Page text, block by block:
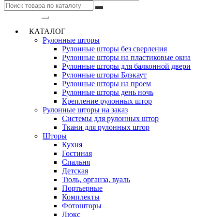
КАТАЛОГ
Рулонные шторы
Рулонные шторы без сверления
Рулонные шторы на пластиковые окна
Рулонные шторы для балконной двери
Рулонные шторы Блэкаут
Рулонные шторы на проем
Рулонные шторы день ночь
Крепление рулонных штор
Рулонные шторы на заказ
Системы для рулонных штор
Ткани для рулонных штор
Шторы
Кухня
Гостиная
Спальня
Детская
Тюль, органза, вуаль
Портьерные
Комплекты
Фотошторы
Люкс